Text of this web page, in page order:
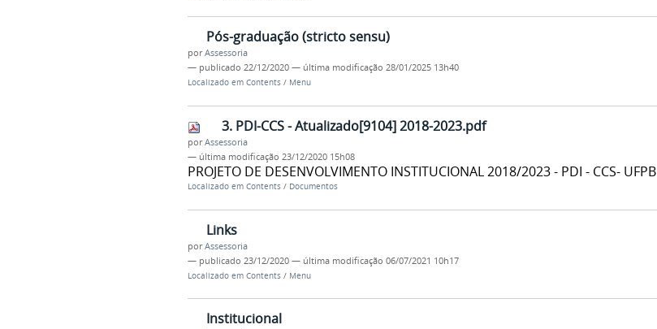
Pós-graduação (stricto sensu)
porAssessoria
— publicado 22/12/2020 — última modificação 28/01/2025 13h40
Localizado em Contents / Menu
3. PDI-CCS - Atualizado[9104] 2018-2023.pdf
porAssessoria
— última modificação 23/12/2020 15h08
PROJETO DE DESENVOLVIMENTO INSTITUCIONAL 2018/2023 - PDI - CCS- UFPB
Localizado em Contents / Documentos
Links
porAssessoria
— publicado 23/12/2020 — última modificação 06/07/2021 10h17
Localizado em Contents / Menu
Institucional